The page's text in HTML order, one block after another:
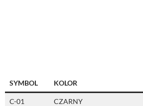
SYMBOL KOLOR
C-01 CZARNY